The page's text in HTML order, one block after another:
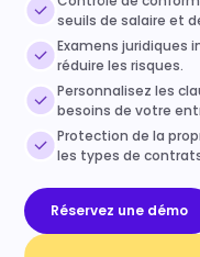
seuils de salaire et
Examens juridiques
réduire les risques.
Personnalisez les
besoins de votre
Protection de la
les types de
Réservez une démo